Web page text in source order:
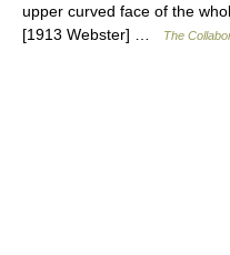
upper curved face of the
[1913 Webster] …
The